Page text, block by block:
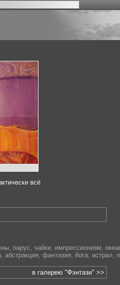
всё
, парус чайки, импрессионизм
, абстракция фантазия йога, астрал п
в галерею "Фэнтази" >>